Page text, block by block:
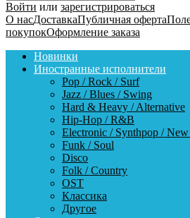
Войти или зарегистрироваться
О насДоставкаПубличная оферта
покупокОформление заказа
Новинки
Иностранные исполнители
Pop / Rock / Surf
Jazz / Blues / Swing
Hard & Heavy / Alternative
Hip-Hop / R&B
Electronic / Synthpop /
Funk / Soul
Disco
Folk / Country
OST
Классика
Другое